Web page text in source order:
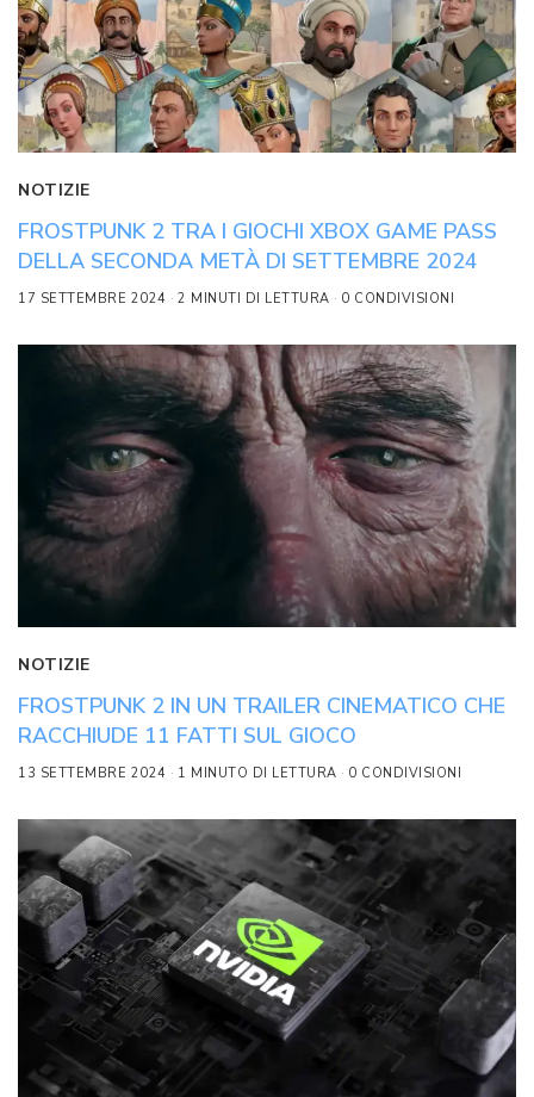
NOTIZIE
FROSTPUNK 2 TRA I GIOCHI XBOX GAME PASS
DELLA SECONDA METÀ DI SETTEMBRE 2024
17 SETTEMBRE 2024 2 MINUTI DI LETTURA 0 CONDIVISIONI
NOTIZIE
FROSTPUNK 2 IN UN TRAILER CINEMATICO CHE
RACCHIUDE 11 FATTI SUL GIOCO
13 SETTEMBRE 2024 1 MINUTO DI LETTURA 0 CONDIVISIONI